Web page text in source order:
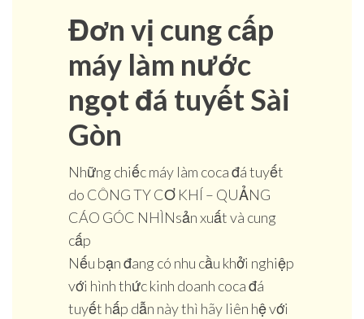
Đơn vị cung cấp
máy làm nước
ngọt đá tuyết Sài
Gòn
Những chiếc máy làm coca đá tuyết
do CÔNG TY CƠ KHÍ – QUẢNG
CÁO GÓC NHÌNsản xuất và cung
cấp
Nếu bạn đang có nhu cầu khởi nghiệp
với hình thức kinh doanh coca đá
tuyết hấp dẫn này thì hãy liên hệ với